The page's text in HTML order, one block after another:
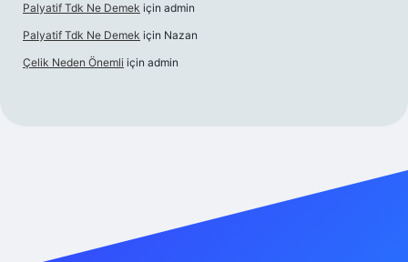
Palyatif Tdk Ne Demek için admin
Palyatif Tdk Ne Demek için Nazan
Çelik Neden Önemli için admin